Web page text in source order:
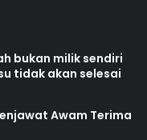
bukan milik sendiri
tidak akan selesai
Awam Terima